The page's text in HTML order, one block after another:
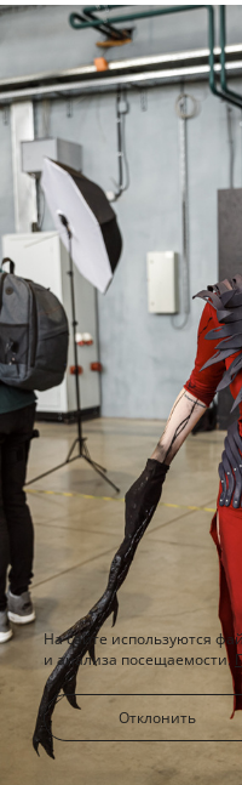
На сайте используются
и анализа посещаемости.
Отклонить